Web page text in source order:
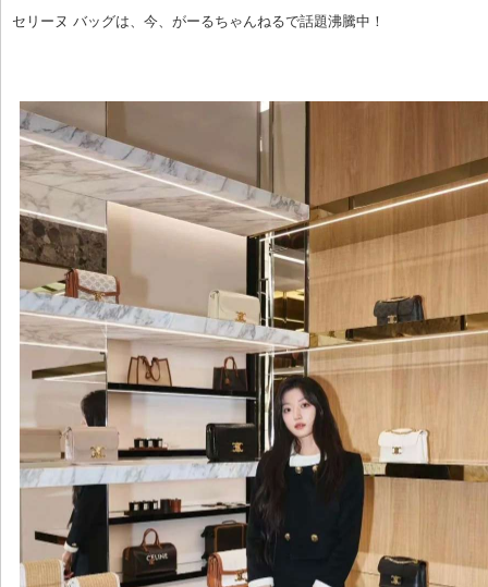
セリーヌ バッグは、今、がーるちゃんねるで話題沸騰中！